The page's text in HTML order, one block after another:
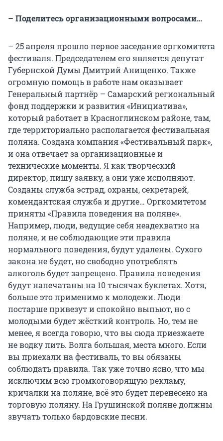
– Поделитесь организационными вопросами…
– 25 апреля прошло первое заседание оргкомитета
фестиваля. Председателем его является депутат
Губернской Думы Дмитрий Анищенко. Также
огромную помощь в работе нам оказывает
Генеральный партнёр – Самарский региональный
фонд поддержки и развития «Инициатива»,
который работает в Красноглинском районе, там,
где территориально располагается фестивальная
поляна. Создана компания «Фестивальный парк»,
и она отвечает за организационные и
технические моменты. Я как творческий
директор, пишу заявку, а они уже исполняют.
Созданы служба эстрад, охраны, секретарей,
комендантская служба и другие… Оргкомитетом
приняты «Правила поведения на поляне».
Например, люди, ведущие себя неадекватно на
поляне, и не соблюдающие эти правила
нормального поведения, будут удалены. Сухого
закона не будет, но свободно употреблять
алкоголь будет запрещено. Правила поведения
будут напечатаны на 10 тысячах буклетах. Хотя,
больше это применимо к молодежи. Люди
постарше привезут и спокойно выпьют, но с
молодыми будет жёсткий контроль. Но, тем не
менее, я всегда говорю, что вы сюда приезжаете
не водку пить. Волга большая, места много. Если
вы приехали на фестиваль, то вы обязаны
соблюдать правила. Так уже точно ясно, что мы
исключим всю громкоговорящую рекламу,
кричалки на поляне, всё это будет перенесено на
торговую поляну. На Грушинской поляне должны
звучать только бардовские песни.